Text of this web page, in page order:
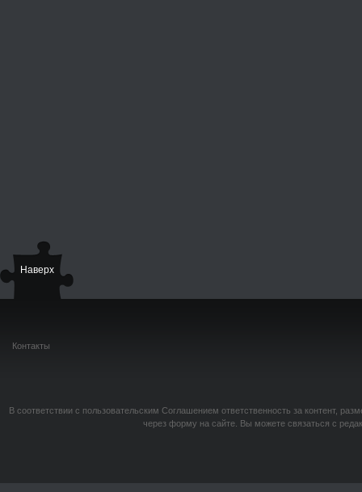
Наверх
Контакты
В соответствии с пользовательским Соглашением ответственность за контент,
через форму на сайте. Вы можете связаться с